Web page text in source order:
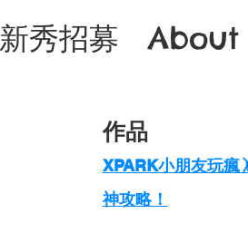
新秀招募 About
作品
XPARK小朋友玩瘋
神攻略！